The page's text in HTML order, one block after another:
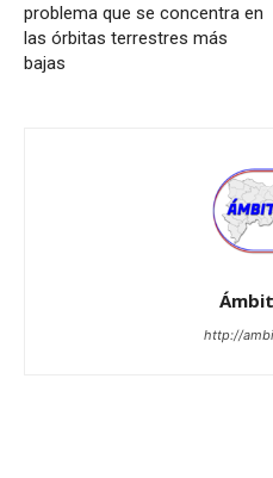
problema que se concentra en
las órbitas terrestres más
bajas
http://